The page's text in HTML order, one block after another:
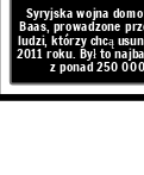
Syryjska wojna
Baas, prowadzone
ludzi, którzy chcą
2011 roku. Był to
z ponad 250